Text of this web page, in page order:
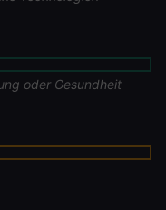
oder Gesundheit